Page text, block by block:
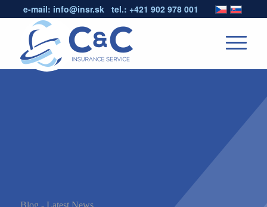
e-mail: info@insr.sktel.: +421 902 978 001
Blog - Latest News